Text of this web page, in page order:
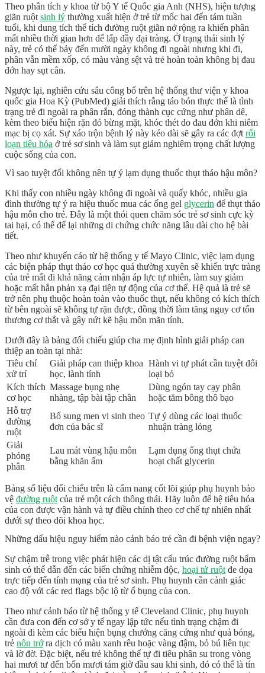
Theo phân tích y khoa từ bộ Y tế Quốc gia Anh (NHS), hiện tượng
giãn ruột sinh lý thường xuất hiện ở trẻ từ mốc hai đến tám tuần
tuổi, khi dung tích thể tích đường ruột giãn nở rộng ra khiến phân
mất nhiều thời gian hơn để lấp đầy đại tràng. Ở trạng thái sinh lý
này, trẻ có thể bảy đến mười ngày không đi ngoài nhưng khi đi,
phân vẫn mềm xốp, có màu vàng sệt và trẻ hoàn toàn không bị đau
đớn hay sụt cân.
Ngược lại, nghiên cứu sâu công bố trên hệ thống thư viện y khoa
quốc gia Hoa Kỳ (PubMed) giải thích rằng táo bón thực thể là tình
trạng trẻ đi ngoài ra phân rắn, đóng thành cục cứng như phân dê,
kèm theo biểu hiện rặn đỏ bừng mặt, khóc thét do đau đớn khi niêm
mạc bị cọ xát. Sự xáo trộn bệnh lý này kéo dài sẽ gây ra các đợt rối
loạn tiêu hóa ở trẻ sơ sinh và làm sụt giảm nghiêm trọng chất lượng
cuộc sống của con.
Vì sao tuyệt đối không nên tự ý lạm dụng thuốc thụt tháo hậu môn?
Khi thấy con nhiều ngày không đi ngoài và quấy khóc, nhiều gia
đình thường tự ý ra hiệu thuốc mua các ống gel glycerin để thụt tháo
hậu môn cho trẻ. Đây là một thói quen chăm sóc trẻ sơ sinh cực kỳ
tai hại, có thể để lại những di chứng chức năng lâu dài cho hệ bài
tiết.
Theo như khuyến cáo từ hệ thống y tế Mayo Clinic, việc lạm dụng
các biện pháp thụt tháo cơ học quá thường xuyên sẽ khiến trực tràng
của trẻ mất đi khả năng cảm nhận áp lực tự nhiên, làm suy giảm
hoặc mất hẳn phản xạ đại tiện tự động của cơ thể. Hệ quả là trẻ sẽ
trở nên phụ thuộc hoàn toàn vào thuốc thụt, nếu không có kích thích
từ bên ngoài sẽ không tự rặn được, đồng thời làm tăng nguy cơ tổn
thương cơ thắt và gây nứt kẽ hậu môn mãn tính.
Dưới đây là bảng đối chiếu giúp cha mẹ định hình giải pháp can
thiệp an toàn tại nhà:
Tiêu chí
xử trí
Giải pháp can thiệp khoa
học, lành tính
Hành vi tự phát cần tuyệt đối
loại bỏ
Kích thích
cơ học
Massage bụng nhẹ
nhàng, tập bài tập chân
Dùng ngón tay cạy phân
hoặc tăm bông thô bạo
Hỗ trợ
đường
ruột
Bổ sung men vi sinh theo
đơn của bác sĩ
Tự ý dùng các loại thuốc
nhuận tràng lỏng
Giải
phóng
phân
Lau mát vùng hậu môn
bằng khăn ấm
Lạm dụng ống thụt chứa
hoạt chất glycerin
Bảng số liệu đối chiếu trên là cẩm nang cốt lõi giúp phụ huynh bảo
vệ đường ruột của trẻ một cách thông thái. Hãy luôn để hệ tiêu hóa
của con được vận hành và tự điều chỉnh theo cơ chế tự nhiên nhất
dưới sự theo dõi khoa học.
Những dấu hiệu nguy hiểm nào cảnh báo trẻ cần đi bệnh viện ngay?
Sự chậm trễ trong việc phát hiện các dị tật cấu trúc đường ruột bẩm
sinh có thể dẫn đến các biến chứng nhiễm độc, hoại tử ruộtđe dọa
trực tiếp đến tính mạng của trẻ sơ sinh. Phụ huynh cần cảnh giác
cao độ với các red flags bộc lộ từ ổ bụng của con.
Theo như cảnh báo từ hệ thống y tế Cleveland Clinic, phụ huynh
cần đưa con đến cơ sở y tế ngay lập tức nếu tình trạng chậm đi
ngoài đi kèm các biểu hiện bụng chướng căng cứng như quả bóng,
trẻ nôn trớra dịch có màu xanh rêu hoặc vàng đậm, bỏ bú liên tục
và lờ đờ. Đặc biệt, nếu trẻ không thể tự đi tiêu phân su trong vòng
hai mươi tư đến bốn mươi tám giờ đầu sau khi sinh, đó có thể là tín